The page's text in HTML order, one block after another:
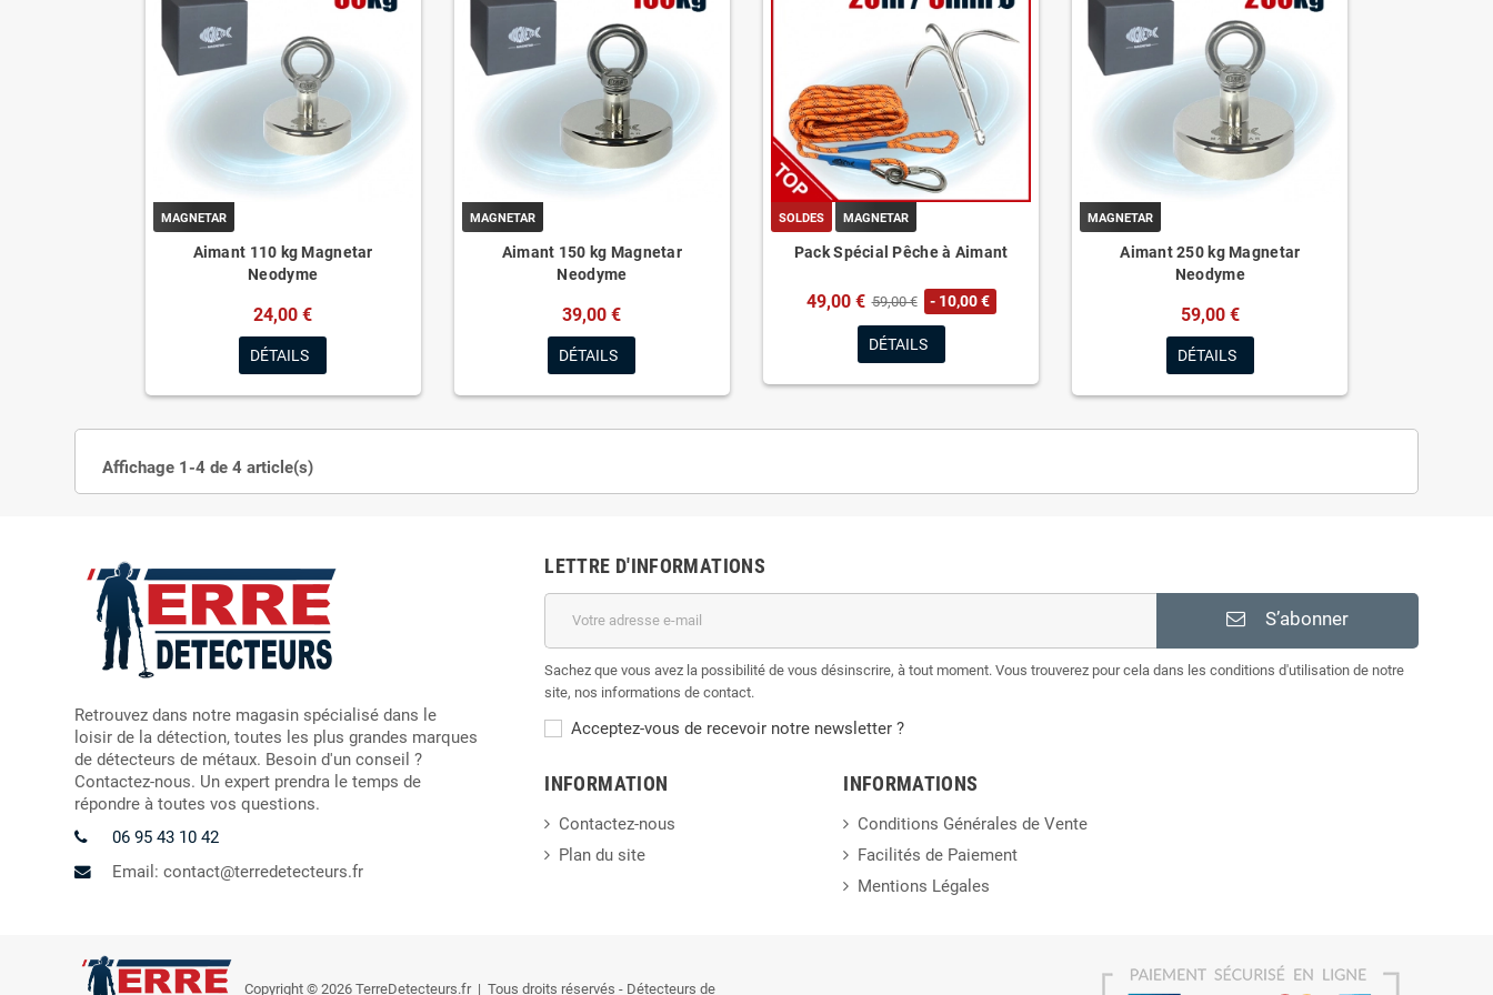
MAGNETAR
Aimant 110 kg Magnetar
Neodyme
24,00 €
DÉTAILS
MAGNETAR
Aimant 150 kg Magnetar
Neodyme
39,00 €
DÉTAILS
SOLDES MAGNETAR
Pack Spécial Pêche à Aimant
49,00 € 59,00 € - 10,00 €
DÉTAILS
MAGNETAR
Aimant 250 kg Magnetar
Neodyme
59,00 €
DÉTAILS
Affichage 1-4 de 4 article(s)
Retrouvez dans notre magasin spécialisé dans le
loisir de la détection, toutes les plus grandes marques
de détecteurs de métaux. Besoin d'un conseil ?
Contactez-nous. Un expert prendra le temps de
répondre à toutes vos questions.
06 95 43 10 42
Email: contact@terredetecteurs.fr
LETTRE D'INFORMATIONS
S’abonner
Sachez que vous avez la possibilité de vous désinscrire, à tout moment. Vous trouverez pour cela dans les conditions d'utilisation de notre
site, nos informations de contact.
Acceptez-vous de recevoir notre newsletter ?
INFORMATION
Contactez-nous
Plan du site
INFORMATIONS
Conditions Générales de Vente
Facilités de Paiement
Mentions Légales
Copyright © 2026 TerreDetecteurs.fr| Tous droits réservés - Détecteurs de